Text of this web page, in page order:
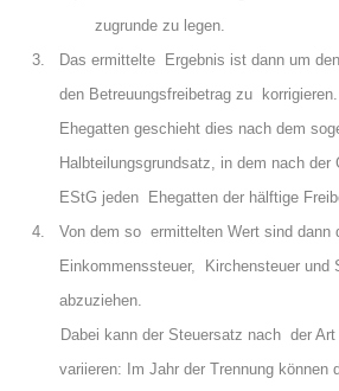
zugrunde zu legen.
3. Das ermittelte Ergebnis ist dann um den
den Betreuungsfreibetrag zu
Ehegatten geschieht dies nach dem
Halbteilungsgrundsatz, in dem nach der
EStG jeden Ehegatten der hälftige
4. Von dem so ermittelten Wert sind dann
Einkommenssteuer, Kirchensteuer und
abzuziehen.
Dabei kann der Steuersatz nach der Art
variieren: Im Jahr der Trennung können